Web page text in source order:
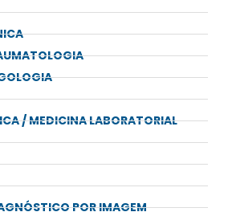
/ MEDICINA LABORATORIAL
POR IMAGEM